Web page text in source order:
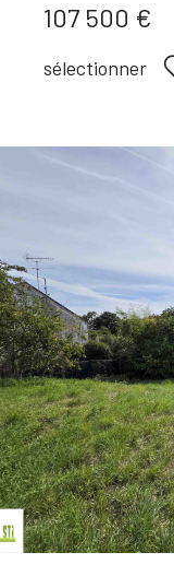
107 500 €
sélectionner